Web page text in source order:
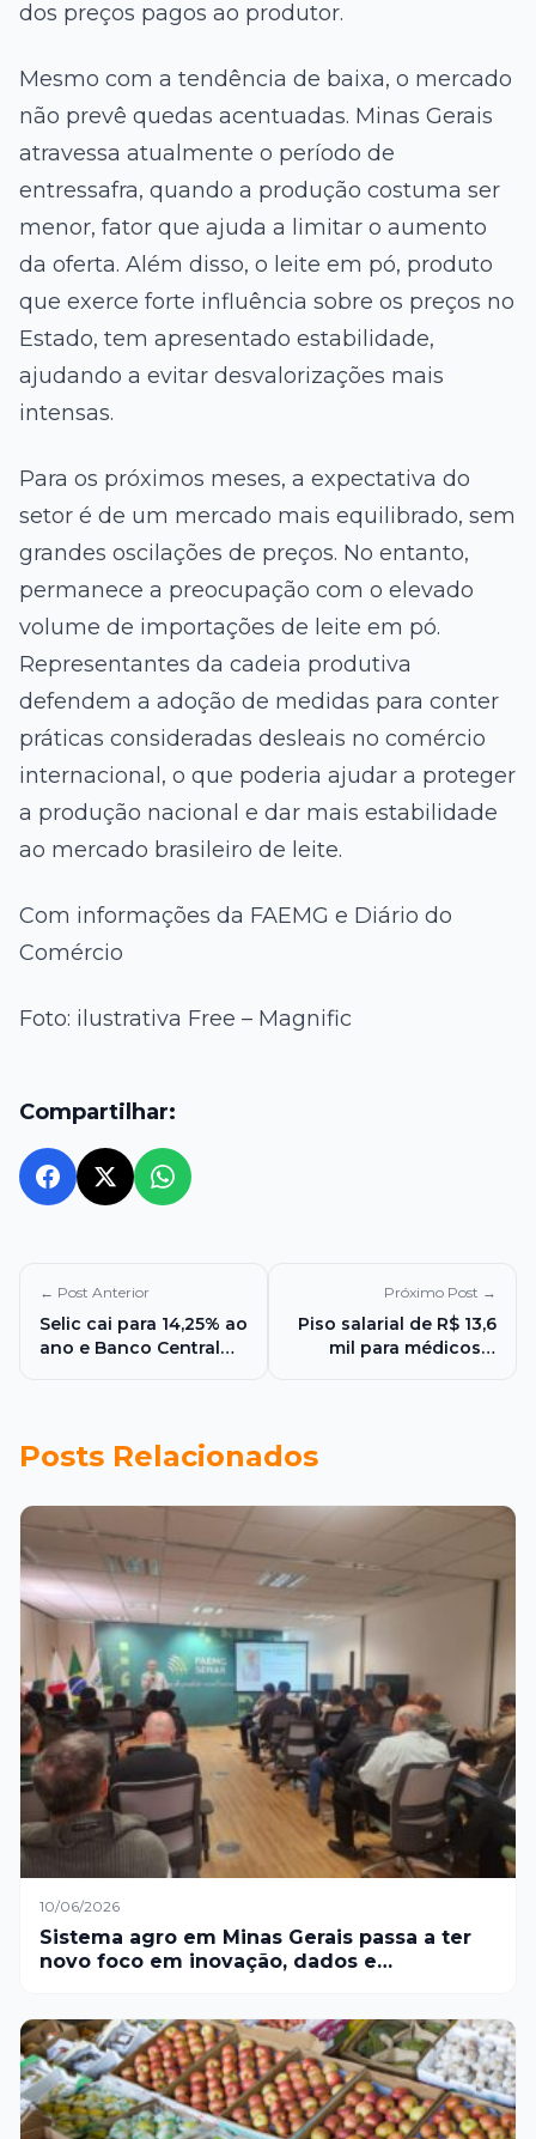
dos preços pagos ao produtor.
Mesmo com a tendência de baixa, o mercado
não prevê quedas acentuadas. Minas Gerais
atravessa atualmente o período de
entressafra, quando a produção costuma ser
menor, fator que ajuda a limitar o aumento
da oferta. Além disso, o leite em pó, produto
que exerce forte influência sobre os preços no
Estado, tem apresentado estabilidade,
ajudando a evitar desvalorizações mais
intensas.
Para os próximos meses, a expectativa do
setor é de um mercado mais equilibrado, sem
grandes oscilações de preços. No entanto,
permanece a preocupação com o elevado
volume de importações de leite em pó.
Representantes da cadeia produtiva
defendem a adoção de medidas para conter
práticas consideradas desleais no comércio
internacional, o que poderia ajudar a proteger
a produção nacional e dar mais estabilidade
ao mercado brasileiro de leite.
Com informações da FAEMG e Diário do
Comércio
Foto: ilustrativa Free – Magnific
Compartilhar:
← Post Anterior
Selic cai para 14,25% ao
ano e Banco Central
Próximo Post →
Piso salarial de R$ 13,6
mil para médicos e
Posts Relacionados
10/06/2026
Sistema agro em Minas Gerais passa a ter
novo foco em inovação, dados e